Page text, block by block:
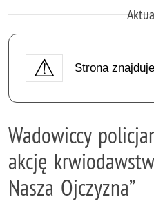
Strona
Wadowiccy
akcję
Nasza Ojczyzna”